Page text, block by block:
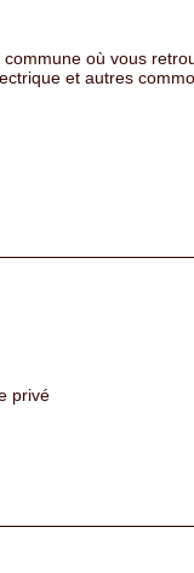
où vous
et autres
privé